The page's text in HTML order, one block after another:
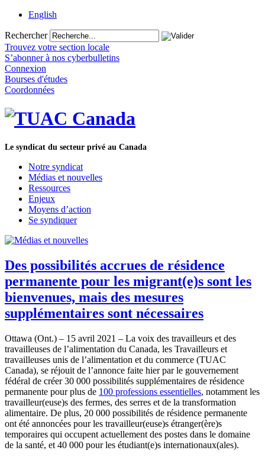
English
Rechercher
Trouvez votre section locale
S’abonner à nos cyberbulletins
Connexion
Bourses d'études
Coordonnées
Le syndicat du secteur privé au Canada
Notre syndicat
Médias et nouvelles
Ressources
Enjeux
Moyens d’action
Se syndiquer
Des possibilités accrues de résidence
permanente pour les migrant(e)s sont les
bienvenues, mais des mesures
supplémentaires sont nécessaires
Ottawa (Ont.) – 15 avril 2021 – La voix des travailleurs et des
travailleuses de l’alimentation du Canada, les Travailleurs et
travailleuses unis de l’alimentation et du commerce (TUAC
Canada), se réjouit de l’annonce faite hier par le gouvernement
fédéral de créer 30 000 possibilités supplémentaires de résidence
permanente pour plus de 100 professions essentielles, notamment les
travailleur(euse)s des fermes, des serres et de la transformation
alimentaire. De plus, 20 000 possibilités de résidence permanente
ont été annoncées pour les travailleur(euse)s étranger(ère)s
temporaires qui occupent actuellement des postes dans le domaine
de la santé, et 40 000 pour les étudiant(e)s internationaux(ales).